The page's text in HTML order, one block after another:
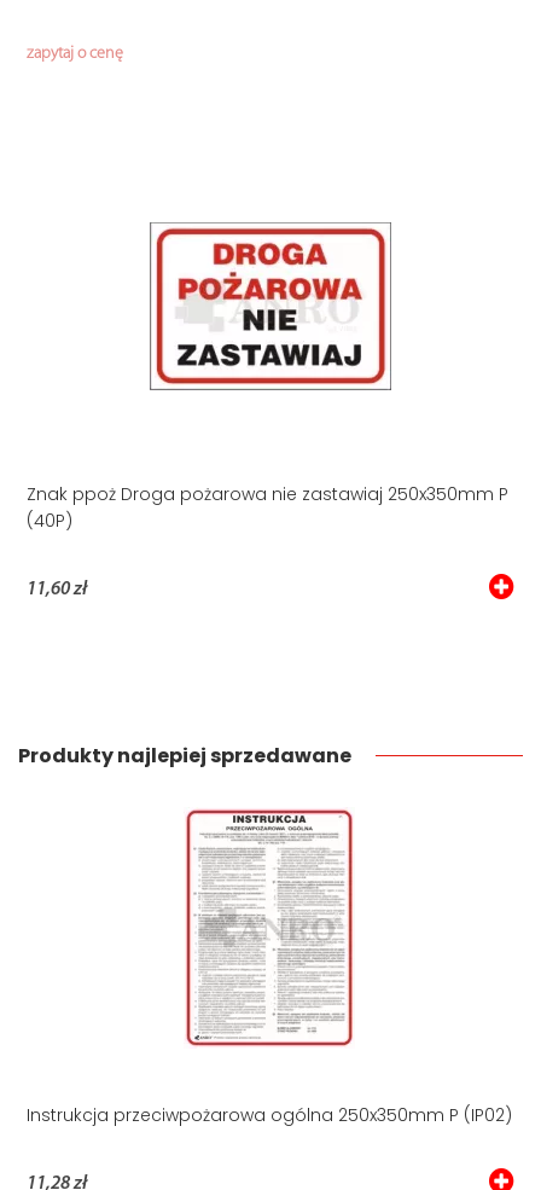
zapytaj o cenę
Znak ppoż Droga pożarowa nie zastawiaj 250x350mm P
(40P)
11,60 zł
Produkty najlepiej sprzedawane
Instrukcja przeciwpożarowa ogólna 250x350mm P (IP02)
11,28 zł